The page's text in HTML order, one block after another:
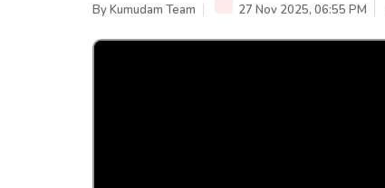
ByKumudam Team 27 Nov 2025, 06:55 PM